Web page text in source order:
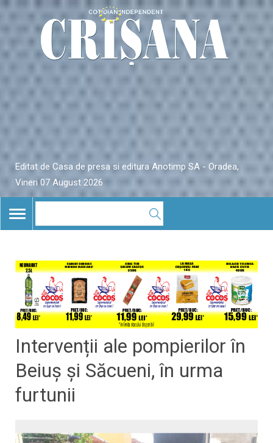
Editat de Casa de presa si editura Anotimp SA - Oradea,
Vineri 07 August 2026
TOGGLE
NAVIGATION
Intervenții ale pompierilor în
Beiuș și Săcueni, în urma
furtunii